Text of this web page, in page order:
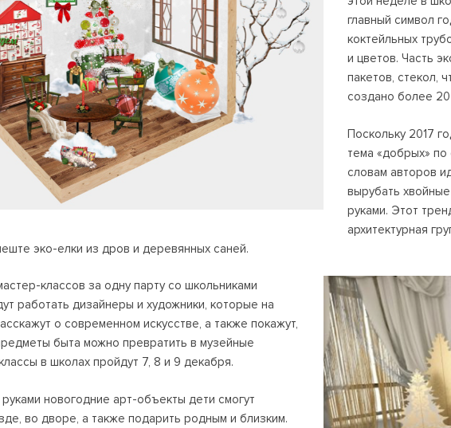
главный символ
коктейльных
и цветов. Часть
пакетов, стекол,
создано более
Поскольку 2017
тема «добрых»
словам авторов
вырубать
руками. Этот
архитектурная
эко-елки из дров и деревянных саней.
классов за одну парту со школьниками
работать дизайнеры и художники, которые на
о современном искусстве, а также покажут,
быта можно превратить в музейные
в школах пройдут 7, 8 и 9 декабря.
новогодние арт-объекты дети смогут
во дворе, а также подарить родным и близким.